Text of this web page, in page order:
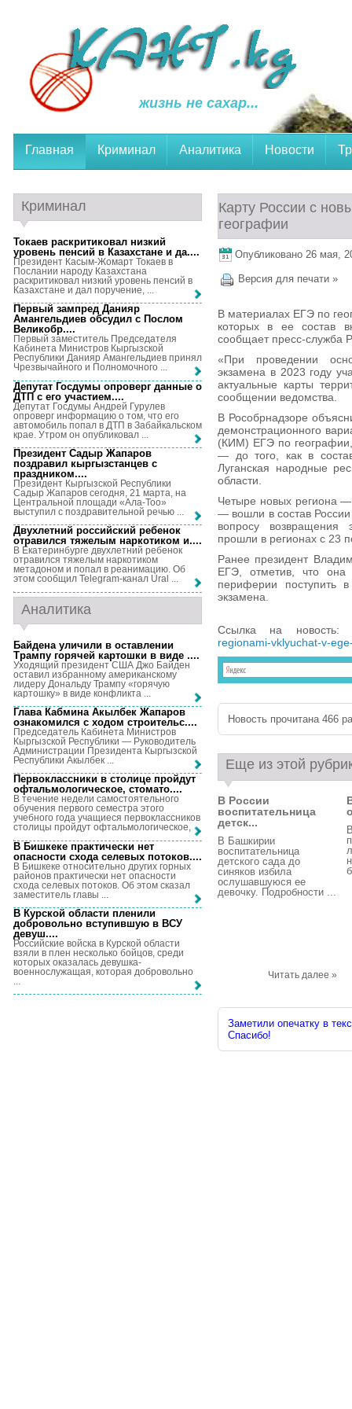
жизнь не сахар...
Главная Криминал Аналитика Новости
Карту России с
географии
Опубликовано 26 мая,
Версия для печати »
В материалах ЕГЭ по
которых в ее состав
сообщает пресс-служба
«При проведении
экзамена в 2023 году
актуальные карты
сообщении ведомства.
В Рособрнадзоре
демонстрационного
(КИМ) ЕГЭ по географии,
— до того, как в
Луганская народные
области.
Четыре новых региона
— вошли в состав
вопросу
прошли в регионах с 23
Ранее президент
ЕГЭ, отметив, что она
периферии
экзамена.
Ссылка на новость:
regionami-vklyuchat-v-
Новость прочитана 466
Еще из этой
В России
воспитательница
детск...
В Башкирии
воспитательница
детского сада до
синяков избила
ослушавшуюся ее
девочку. Подробности ...
Читать далее »
Заметили опечатку в
Спасибо!
Криминал
Токаев раскритиковал низкий
уровень пенсий в Казахстане и да....
Президент Касым-Жомарт Токаев в
Послании народу Казахстана
раскритиковал низкий уровень пенсий в
Казахстане и дал поручение, ...
Первый зампред Данияр
Амангельдиев обсудил с Послом
Великобр....
Первый заместитель Председателя
Кабинета Министров Кыргызской
Республики Данияр Амангельдиев принял
Чрезвычайного и Полномочного ...
Депутат Госдумы опроверг данные о
ДТП с его участием....
Депутат Госдумы Андрей Гурулев
опроверг информацию о том, что его
автомобиль попал в ДТП в Забайкальском
крае. Утром он опубликовал ...
Президент Садыр Жапаров
поздравил кыргызстанцев с
праздником....
Президент Кыргызской Республики
Садыр Жапаров сегодня, 21 марта, на
Центральной площади «Ала-Тоо»
выступил с поздравительной речью ...
Двухлетний российский ребенок
отравился тяжелым наркотиком и....
В Екатеринбурге двухлетний ребенок
отравился тяжелым наркотиком
метадоном и попал в реанимацию. Об
этом сообщил Telegram-канал Ural ...
Аналитика
Байдена уличили в оставлении
Трампу горячей картошки в виде ....
Уходящий президент США Джо Байден
оставил избранному американскому
лидеру Дональду Трампу «горячую
картошку» в виде конфликта ...
Глава Кабмина Акылбек Жапаров
ознакомился с ходом строительс....
Председатель Кабинета Министров
Кыргызской Республики — Руководитель
Администрации Президента Кыргызской
Республики Акылбек ...
Первоклассники в столице пройдут
офтальмологическое, стомато....
В течение недели самостоятельного
обучения первого семестра этого
учебного года учащиеся первоклассников
столицы пройдут офтальмологическое, ...
В Бишкеке практически нет
опасности схода селевых потоков....
В Бишкеке относительно других горных
районов практически нет опасности
схода селевых потоков. Об этом сказал
заместитель главы ...
В Курской области пленили
добровольно вступившую в ВСУ
девуш....
Российские войска в Курской области
взяли в плен несколько бойцов, среди
которых оказалась девушка-
военнослужащая, которая добровольно
...